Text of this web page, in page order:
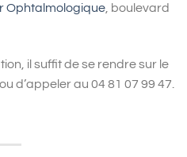
Ophtalmologique, boulevard
il suffit de se rendre sur le
d’appeler au 04 81 07 99 47.